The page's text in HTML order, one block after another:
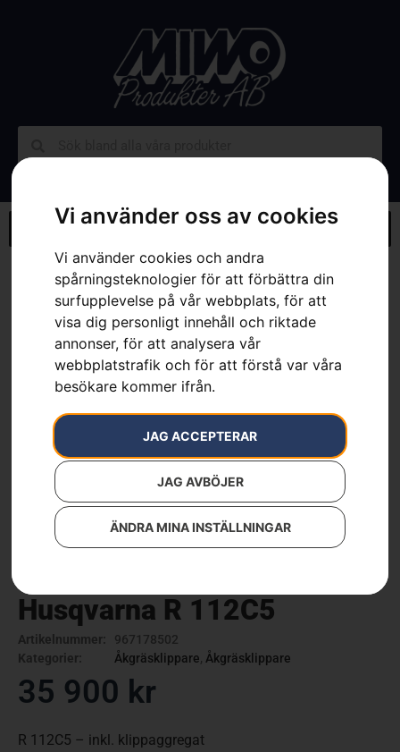
Vi använder oss av cookies
Vi använder cookies och andra
spårningsteknologier för att förbättra din
surfupplevelse på vår webbplats, för att
visa dig personligt innehåll och riktade
annonser, för att analysera vår
webbplatstrafik och för att förstå var våra
besökare kommer ifrån.
JAG ACCEPTERAR
JAG AVBÖJER
ÄNDRA MINA INSTÄLLNINGAR
»Webbutik»Husqvarna R 112C5
Husqvarna R 112C5
Artikelnummer:
967178502
Kategorier:
Åkgräsklippare, Åkgräsklippare
35 900 kr
R 112C5 – inkl. klippaggregat